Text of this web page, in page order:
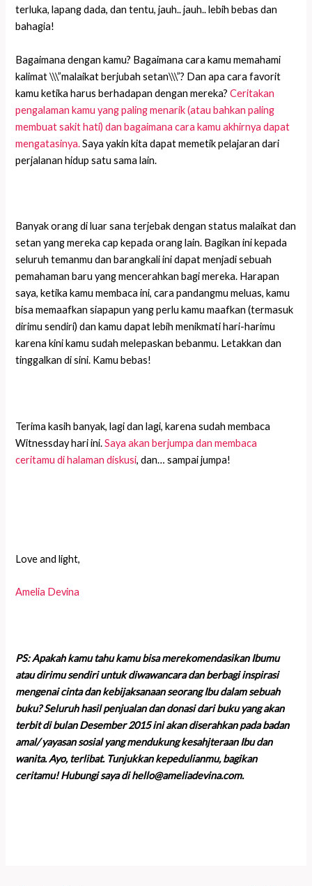
terluka, lapang dada, dan tentu, jauh.. jauh.. lebih bebas dan
bahagia!
Bagaimana dengan kamu? Bagaimana cara kamu memahami
kalimat \\\”malaikat berjubah setan\\\”? Dan apa cara favorit
kamu ketika harus berhadapan dengan mereka?Ceritakan
pengalaman kamu yang paling menarik (atau bahkan paling
membuat sakit hati) dan bagaimana cara kamu akhirnya dapat
mengatasinya.Saya yakin kita dapat memetik pelajaran dari
perjalanan hidup satu sama lain.
Banyak orang di luar sana terjebak dengan status malaikat dan
setan yang mereka cap kepada orang lain. Bagikan ini kepada
seluruh temanmu dan barangkali ini dapat menjadi sebuah
pemahaman baru yang mencerahkan bagi mereka. Harapan
saya, ketika kamu membaca ini, cara pandangmu meluas, kamu
bisa memaafkan siapapun yang perlu kamu maafkan (termasuk
dirimu sendiri) dan kamu dapat lebih menikmati hari-harimu
karena kini kamu sudah melepaskan bebanmu. Letakkan dan
tinggalkan di sini. Kamu bebas!
Terima kasih banyak, lagi dan lagi, karena sudah membaca
Witnessday hari ini.Saya akan berjumpa dan membaca
ceritamu di halaman diskusi, dan… sampai jumpa!
Love and light,
Amelia Devina
PS: Apakah kamu tahu kamu bisa merekomendasikan Ibumu
atau dirimu sendiri untuk diwawancara dan berbagi inspirasi
mengenai cinta dan kebijaksanaan seorang Ibu dalam sebuah
buku? Seluruh hasil penjualan dan donasi dari buku yang akan
terbit di bulan Desember 2015 ini akan diserahkan pada badan
amal/ yayasan sosial yang mendukung kesahjteraan Ibu dan
wanita. Ayo, terlibat. Tunjukkan kepedulianmu, bagikan
ceritamu! Hubungi saya di hello@ameliadevina.com.